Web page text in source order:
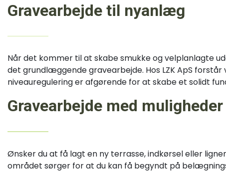
Gravearbejde til nyanlæg
Når det kommer til at skabe smukke og velplanlagte
det grundlæggende gravearbejde. Hos LZK ApS
niveauregulering er afgørende for at skabe et solidt
Gravearbejde med muligheder
Ønsker du at få lagt en ny terrasse, indkørsel eller
området sørger for at du kan få begyndt på